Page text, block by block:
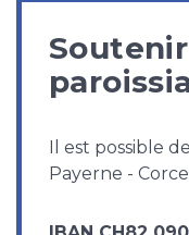
Il est possible
Payerne -